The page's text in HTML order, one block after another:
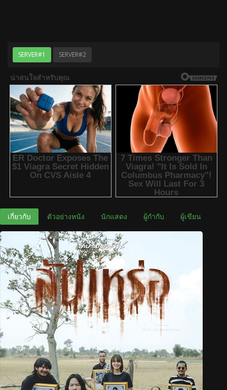
SERVER#1 SERVER#2
เกี่ยวกับ ตัวอย่างหนัง นักแสดง ผู้กำกับ ผู้เขียน